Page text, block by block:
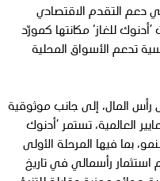
دعم التقدم الاقتصادي
للغاز‘ مكانتها كمورّد
تدعم الأسواق المحلية
المال، إلى جانب موثوقية
العالمية، تستمر ’أدنوك
بما فيها المرحلة الأولى
رأسمالي في تاريخ